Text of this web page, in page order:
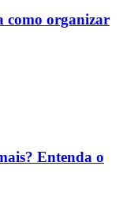
como organizar
Entenda o